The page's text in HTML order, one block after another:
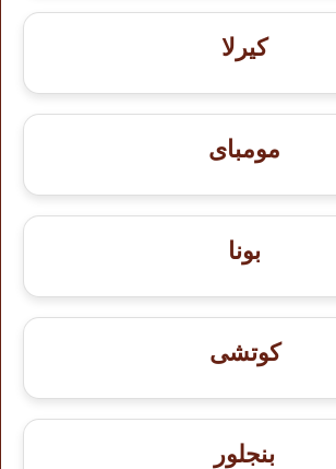
كيرلا
مومباى
بونا
كوتشى
بنجلور